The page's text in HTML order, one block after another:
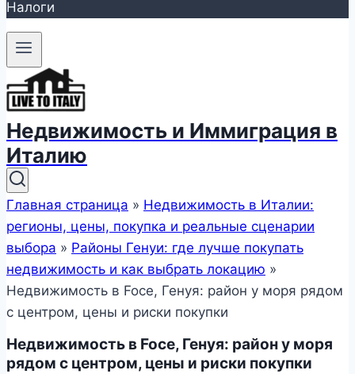
Налоги
Недвижимость и Иммиграция в
Италию
Главная страница » Недвижимость в Италии:
регионы, цены, покупка и реальные сценарии
выбора » Районы Генуи: где лучше покупать
недвижимость и как выбрать локацию »
Недвижимость в Foce, Генуя: район у моря рядом
с центром, цены и риски покупки
Недвижимость в Foce, Генуя: район у моря
рядом с центром, цены и риски покупки